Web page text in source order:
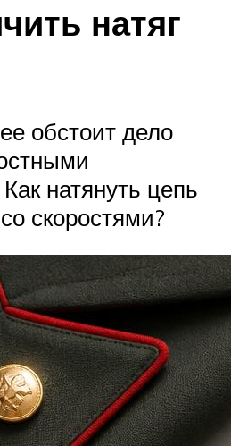
натяг
обстоит дело
натянуть цепь
скоростями?